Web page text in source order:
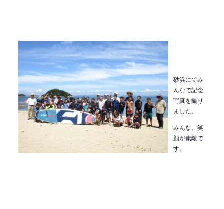
砂浜にてみ
んなで記念
写真を撮り
ました。
みんな、笑
顔が素敵で
す。